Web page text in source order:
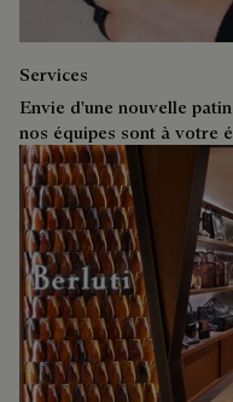
Services
Envie d'une nouvelle
nos équipes sont à votre